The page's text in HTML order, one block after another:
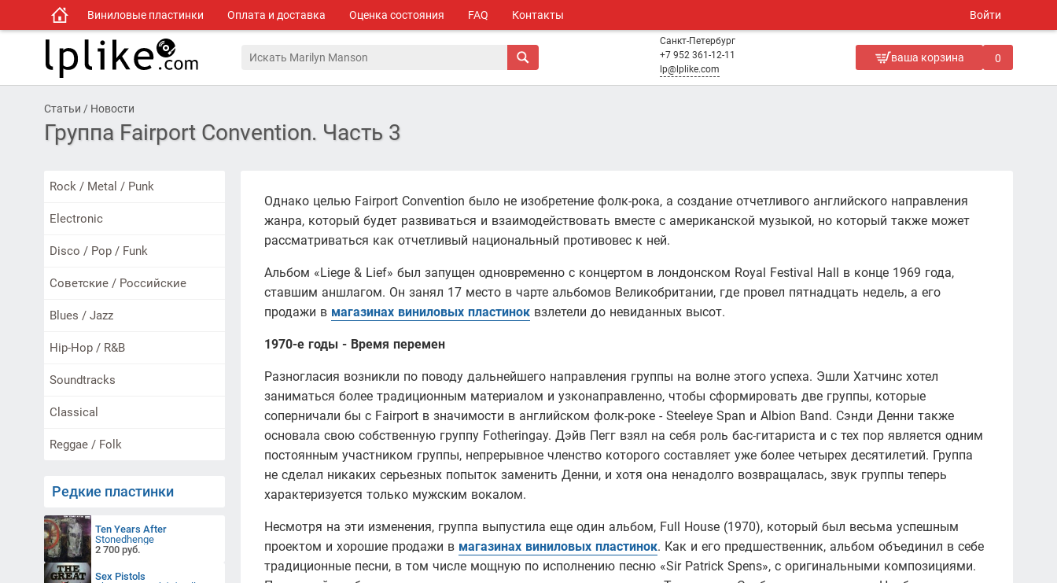
Виниловые пластинки Оплата и доставка Оценка состояния FAQ Контакты Войти
Санкт-Петербург
+7 952 361-12-11
lp@lplike.com
ваша корзина 0
Статьи / Новости
Группа Fairport Convention. Часть 3
Rock / Metal / Punk
Electronic
Disco / Pop / Funk
Советские / Российские
Blues / Jazz
Hip-Hop / R&B
Soundtracks
Classical
Reggae / Folk
Редкие пластинки
Ten Years After
Stonedhenge
2 700 руб.
Sex Pistols
Однако целью Fairport Convention было не изобретение фолк-рока, а создание отчетливого английского направления
жанра, который будет развиваться и взаимодействовать вместе с американской музыкой, но который также может
рассматриваться как отчетливый национальный противовес к ней.
Альбом «Liege & Lief» был запущен одновременно с концертом в лондонском Royal Festival Hall в конце 1969 года,
ставшим аншлагом. Он занял 17 место в чарте альбомов Великобритании, где провел пятнадцать недель, а его
продажи в магазинах виниловых пластинок взлетели до невиданных высот.
1970-е годы - Время перемен
Разногласия возникли по поводу дальнейшего направления группы на волне этого успеха. Эшли Хатчинс хотел
заниматься более традиционным материалом и узконаправленно, чтобы сформировать две группы, которые
соперничали бы с Fairport в значимости в английском фолк-роке - Steeleye Span и Albion Band. Сэнди Денни также
основала свою собственную группу Fotheringay. Дэйв Пегг взял на себя роль бас-гитариста и с тех пор является одним
постоянным участником группы, непрерывное членство которого составляет уже более четырех десятилетий. Группа
не сделал никаких серьезных попыток заменить Денни, и хотя она ненадолго возвращалась, звук группы теперь
характеризуется только мужским вокалом.
Несмотря на эти изменения, группа выпустила еще один альбом, Full House (1970), который был весьма успешным
проектом и хорошие продажи в магазинах виниловых пластинок. Как и его предшественник, альбом объединил в себе
традиционные песни, в том числе мощную по исполнению песню «Sir Patrick Spens», с оригинальными композициями.